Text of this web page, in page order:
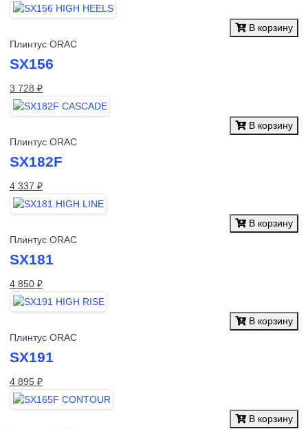
В корзину
Плинтус ORAC
SX156
3 728 ₽
В корзину
Плинтус ORAC
SX182F
4 337 ₽
В корзину
Плинтус ORAC
SX181
4 850 ₽
В корзину
Плинтус ORAC
SX191
4 895 ₽
В корзину